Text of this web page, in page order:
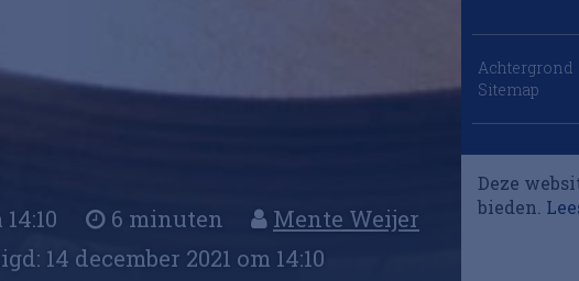
6 minuten
Mente Weijer
14 december 2021 om 14:10
Achtergrond
Sitemap
Deze
bieden.